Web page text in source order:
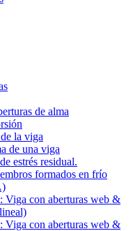
de alma
la viga
de una viga
estrés residual.
formados en frío
Viga con aberturas web &
Viga con aberturas web &